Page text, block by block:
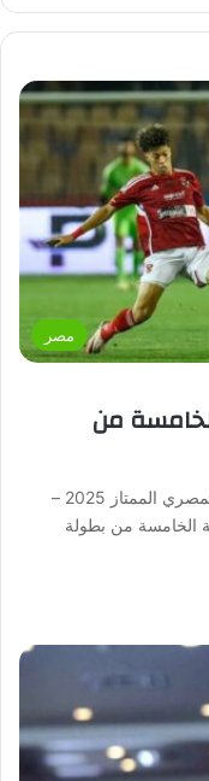
مصر
من
مواعيد مباريات الجولة الخامسة من الدوري المصري الممتاز 2025 –
الخامسة من بطولة